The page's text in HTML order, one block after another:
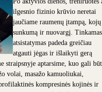
ilgesnio fizinio krūvio neretai
jaučiame raumenų įtampą, kojų
sunkumą ir nuovargį. Tinkamas
atsistatymas padeda greičiau
atgauti jėgas ir išlaikyti gerą
straipsnyje aptarsime, kuo gali
volai, masažo kamuoliukai,
kompresinės kojinės ir